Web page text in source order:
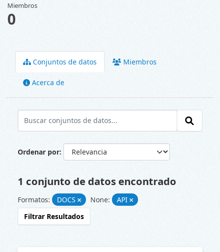
Conjuntos de datos Miembros
Acerca de
Ordenar por
1 conjunto de datos encontrado
Formatos: DOCS None:
API
Filtrar Resultados
Miembros
0